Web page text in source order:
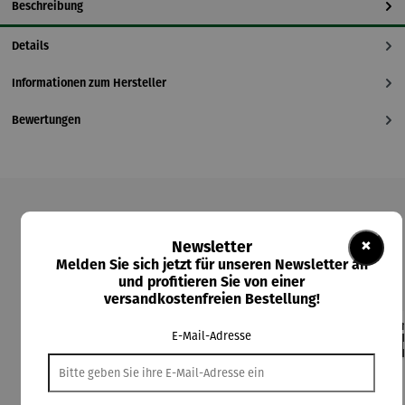
Beschreibung
Details
Informationen zum Hersteller
Bewertungen
Kunden kauften auch
Derzeit vergriffen
Rabatt
×
Newsletter
Melden Sie sich jetzt für unseren Newsletter an
und profitieren Sie von einer
versandkostenfreien Bestellung!
E-Mail-Adresse